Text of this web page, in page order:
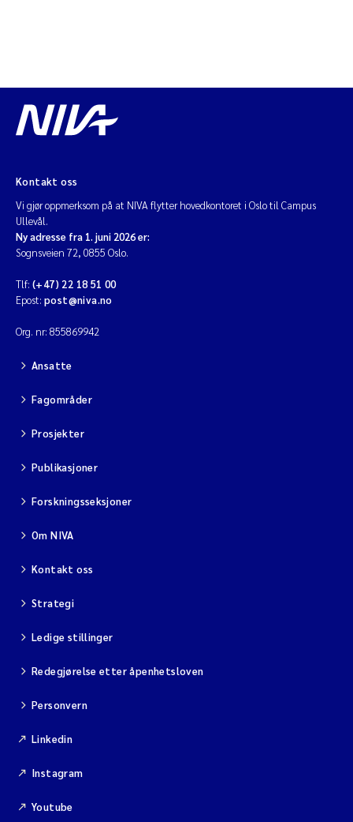
Kontakt oss
Vi gjør oppmerksom på at NIVA flytter hovedkontoret i Oslo til Campus
Ullevål.
Ny adresse fra 1. juni 2026 er:
Sognsveien 72, 0855 Oslo.
Tlf: (+47) 22 18 51 00
Epost: post@niva.no
Org. nr: 855869942
Ansatte
Fagområder
Prosjekter
Publikasjoner
Forskningsseksjoner
Om NIVA
Kontakt oss
Strategi
Ledige stillinger
Redegjørelse etter åpenhetsloven
Personvern
Linkedin
Instagram
Youtube